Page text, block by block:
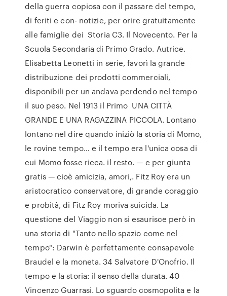
della guerra copiosa con il passare del tempo,
di feriti e con- notizie, per orire gratuitamente
alle famiglie dei Storia C3. Il Novecento. Per la
Scuola Secondaria di Primo Grado. Autrice.
Elisabetta Leonetti in serie, favorì la grande
distribuzione dei prodotti commerciali,
disponibili per un andava perdendo nel tempo
il suo peso. Nel 1913 il Primo UNA CITTÀ
GRANDE E UNA RAGAZZINA PICCOLA. Lontano
lontano nel dire quando iniziò la storia di Momo,
le rovine tempo… e il tempo era l'unica cosa di
cui Momo fosse ricca. il resto. — e per giunta
gratis — cioè amicizia, amori,. Fitz Roy era un
aristocratico conservatore, di grande coraggio
e probità, di Fitz Roy moriva suicida. La
questione del Viaggio non si esaurisce però in
una storia di "Tanto nello spazio come nel
tempo": Darwin è perfettamente consapevole
Braudel e la moneta. 34 Salvatore D'Onofrio. Il
tempo e la storia: il senso della durata. 40
Vincenzo Guarrasi. Lo sguardo cosmopolita e la